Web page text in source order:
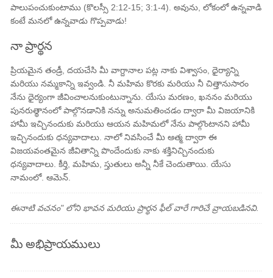
పాలుపంచుకుంటాము (కొలస్సీ 2:12-15; 3:1-4). అవును, లోకంలో ఉన్నవాడి
కంటే మనలో ఉన్నవాడు గొప్పవాడు!
నా ప్రార్థన
ప్రియమైన తండ్రీ, దయచేసి మీ వాగ్దానాల పట్ల నాకు విశ్వాసం, ధైర్యాన్ని
మరియు నమ్మకాన్ని ఇవ్వండి. నీ మహిమ కొరకు మరియు నీ చిత్తానుసారం
నేను ధైర్యంగా జీవించాలనుకుంటున్నాను. యేసు మరణం, ఖననం మరియు
పునరుత్థానంలో పాల్గొనడానికి నన్ను అనుమతించడం ద్వారా మీ విజయానికి
హామీ ఇచ్చినందుకు మరియు ఆయన మహిమలో నేను పాల్గొంటానని హామీ
ఇచ్చినందుకు ధన్యవాదాలు. నాలో నివసించే మీ ఆత్మ ద్వారా ఈ
విజయవంతమైన జీవితాన్ని పొందేందుకు నాకు శక్తినిచ్చినందుకు
ధన్యవాదాలు. కీర్తి, మహిమ, స్తుతులు అన్నీ నీకే చెందుతాయి. యేసు
నామంలో. ఆమెన్.
ఈనాటి వచనం" లోని భావన మరియు ప్రార్థన ఫీల్ వారే గారిచే వ్రాయబడినవి.
మీ అభిప్రాయములు